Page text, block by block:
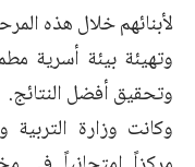
لأبنائهم خلال هذه
وتهيئة بيئة أسرية
وتحقيق أفضل النتائج.